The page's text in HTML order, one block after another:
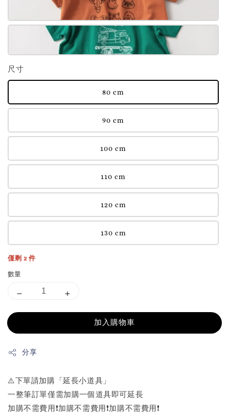
尺寸
80 cm
90 cm
100 cm
110 cm
120 cm
130 cm
僅剩 2 件
數量
加入購物車
分享
⚠️下單請加購「延長小道具」
一整筆訂單僅需加購一個道具即可延長
加購不需費用❗️加購不需費用❗️加購不需費用❗️